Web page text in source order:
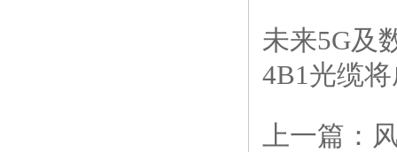
未来5G及
4B1光缆
上一篇：